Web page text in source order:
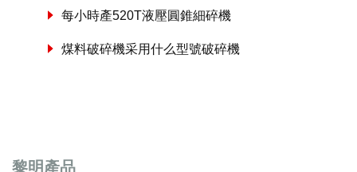
每小時產520T液壓圓錐細碎機
煤料破碎機采用什么型號破碎機
黎明產品